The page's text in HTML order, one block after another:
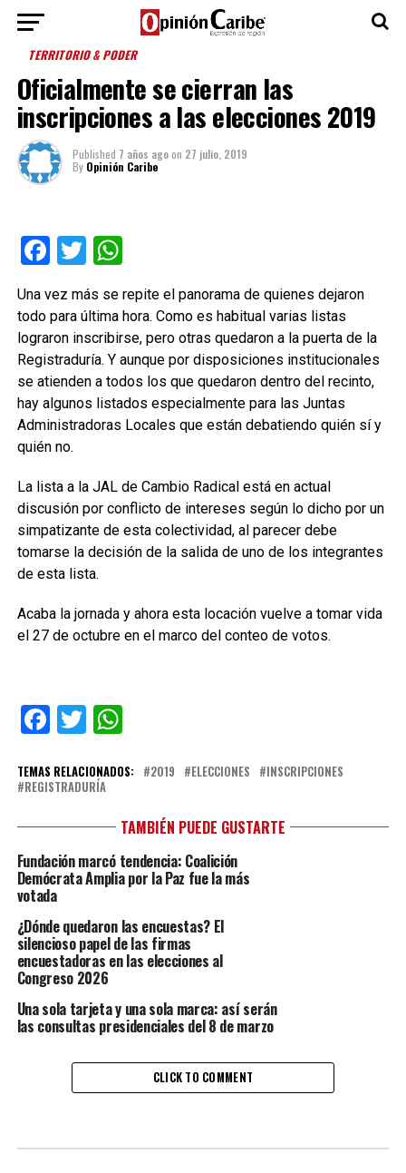
TERRITORIO & PODER
Oficialmente se cierran las
inscripciones a las elecciones 2019
Published 7 años agoon 27 julio, 2019
By Opinión Caribe
Facebook
TwitterWhatsApp
Una vez más se repite el panorama de quienes dejaron
todo para última hora. Como es habitual varias listas
lograron inscribirse, pero otras quedaron a la puerta de la
Registraduría. Y aunque por disposiciones institucionales
se atienden a todos los que quedaron dentro del recinto,
hay algunos listados especialmente para las Juntas
Administradoras Locales que están debatiendo quién sí y
quién no.
La lista a la JAL de Cambio Radical está en actual
discusión por conflicto de intereses según lo dicho por un
simpatizante de esta colectividad, al parecer debe
tomarse la decisión de la salida de uno de los integrantes
de esta lista.
Acaba la jornada y ahora esta locación vuelve a tomar vida
el 27 de octubre en el marco del conteo de votos.
Facebook
TwitterWhatsApp
TEMAS RELACIONADOS: 2019 ELECCIONES
INSCRIPCIONES
REGISTRADURÍA
TAMBIÉN PUEDE GUSTARTE
Fundación marcó tendencia: Coalición
Demócrata Amplia por la Paz fue la más
votada
¿Dónde quedaron las encuestas? El
silencioso papel de las firmas
encuestadoras en las elecciones al
Congreso 2026
Una sola tarjeta y una sola marca: así serán
las consultas presidenciales del 8 de marzo
CLICK TO COMMENT